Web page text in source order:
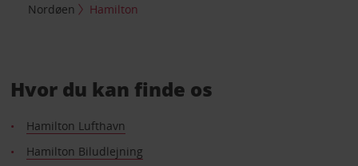
Nordøen
Hamilton
Hvor du kan finde os
Hamilton Lufthavn
Hamilton Biludlejning